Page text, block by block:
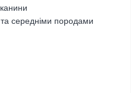
середніми породами